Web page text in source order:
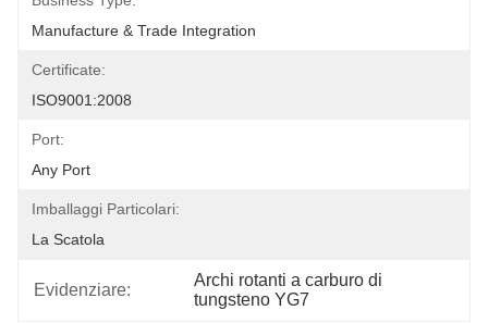
Manufacture & Trade Integration
Certificate:
ISO9001:2008
Port:
Any Port
Imballaggi Particolari:
La Scatola
Evidenziare:
Archi rotanti a carburo di
tungsteno YG7